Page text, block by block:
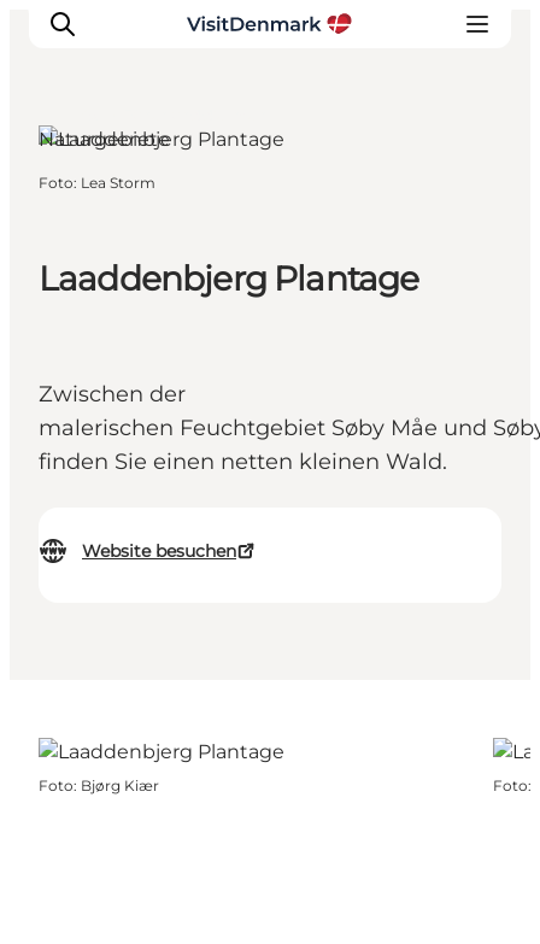
Erlebnisse
Laaddenbjerg Plantage
Zwischen der
malerischen Feuchtgebiet Søby Måe und
finden Sie einen netten kleinen Wald.
Website besuchen
Naturgebiete
Foto: Lea Storm
Foto: Bjørg Kiær Foto: